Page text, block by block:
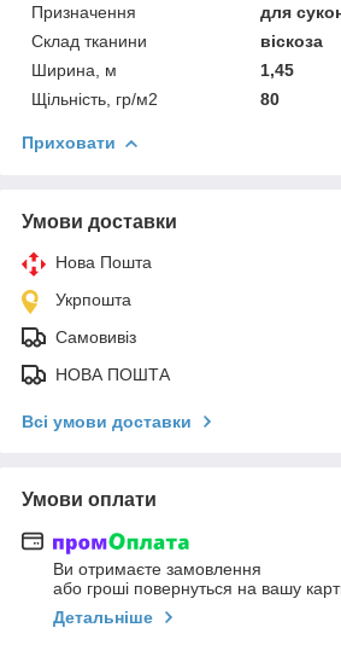
Призначення
для
Склад тканини
віскоза
Ширина, м
1,45
Щільність, гр/м2
80
Приховати
Умови доставки
Нова Пошта
Укрпошта
Самовивіз
НОВА ПОШТА
Всі умови доставки
Умови оплати
Ви отримаєте замовлення
або гроші повернуться на вашу
Детальніше